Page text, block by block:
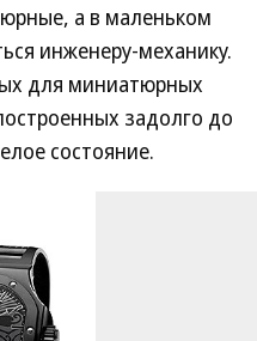
а в маленьком
инженеру-механику.
для миниатюрных
задолго до
состояние.